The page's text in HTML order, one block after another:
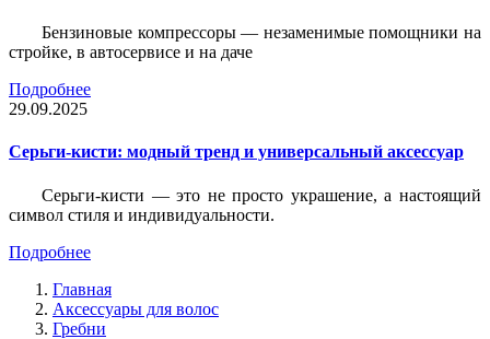
Бензиновые компрессоры — незаменимые помощники на
стройке, в автосервисе и на даче
Подробнее
29.09.2025
Серьги-кисти: модный тренд и универсальный аксессуар
Серьги-кисти — это не просто украшение, а настоящий
символ стиля и индивидуальности.
Подробнее
Главная
Аксессуары для волос
Гребни